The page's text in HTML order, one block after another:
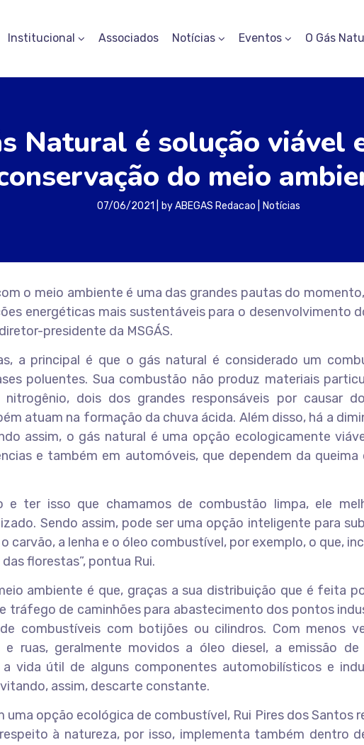
Institucional Associados Notícias Eventos O Gás
Natural é solução viável
do meio
07/06/2021 byABEGAS Redacao Notícias
o meio ambiente é uma das grandes pautas do
energéticas mais sustentáveis para o desenvolvimento
presidente da MSGÁS.
a principal é que o gás natural é considerado um
poluentes. Sua combustão não produz materiais
dois dos grandes responsáveis por causar
atuam na formação da chuva ácida. Além disso, há a
assim, o gás natural é uma opção ecologicamente
e também em automóveis, que dependem da queima
e ter isso que chamamos de combustão limpa, ele
Sendo assim, pode ser uma opção inteligente para
carvão, a lenha e o óleo combustível, por exemplo, o que,
florestas”, pontua Rui.
ambiente é que, graças a sua distribuição que é feita
tráfego de caminhões para abastecimento dos pontos
combustíveis com botijões ou cilindros. Com menos
ruas, geralmente movidos a óleo diesel, a emissão de
vida útil de alguns componentes automobilísticos e
assim, descarte constante.
opção ecológica de combustível, Rui Pires dos Santos
à natureza, por isso, implementa também dentro